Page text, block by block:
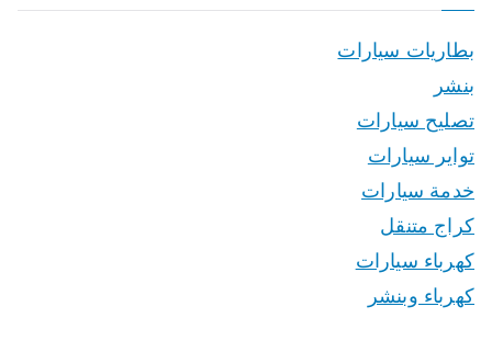
بطاريات سيارات
بنشر
تصليح سيارات
تواير سيارات
خدمة سيارات
كراج متنقل
كهرباء سيارات
كهرباء وبنشر